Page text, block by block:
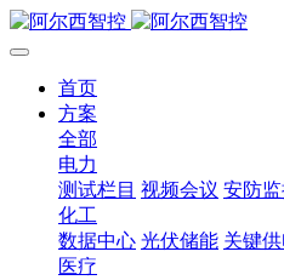
首页
方案
全部
电力
测试栏目 视频会议 安防
化工
数据中心 光伏储能 关键
医疗